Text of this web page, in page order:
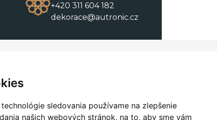
sledovania používame na zlepšenie
našich webových stránok, na to, aby sme vám
+420 311 604 182
dekorace@autronic.cz
Kontakty